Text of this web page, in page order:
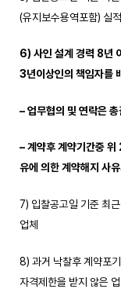
(유지보수용역포함) 실
6) 사인 설계 경력 8년
3년이상인의 책임자를
–업무협의 및 연락은
–계약후 계약기간중 위
유에 의한 계약해지 사
7) 입찰공고일 기준 최
업체
8) 과거 낙찰후 계약포
자격제한을 받지 않은 업